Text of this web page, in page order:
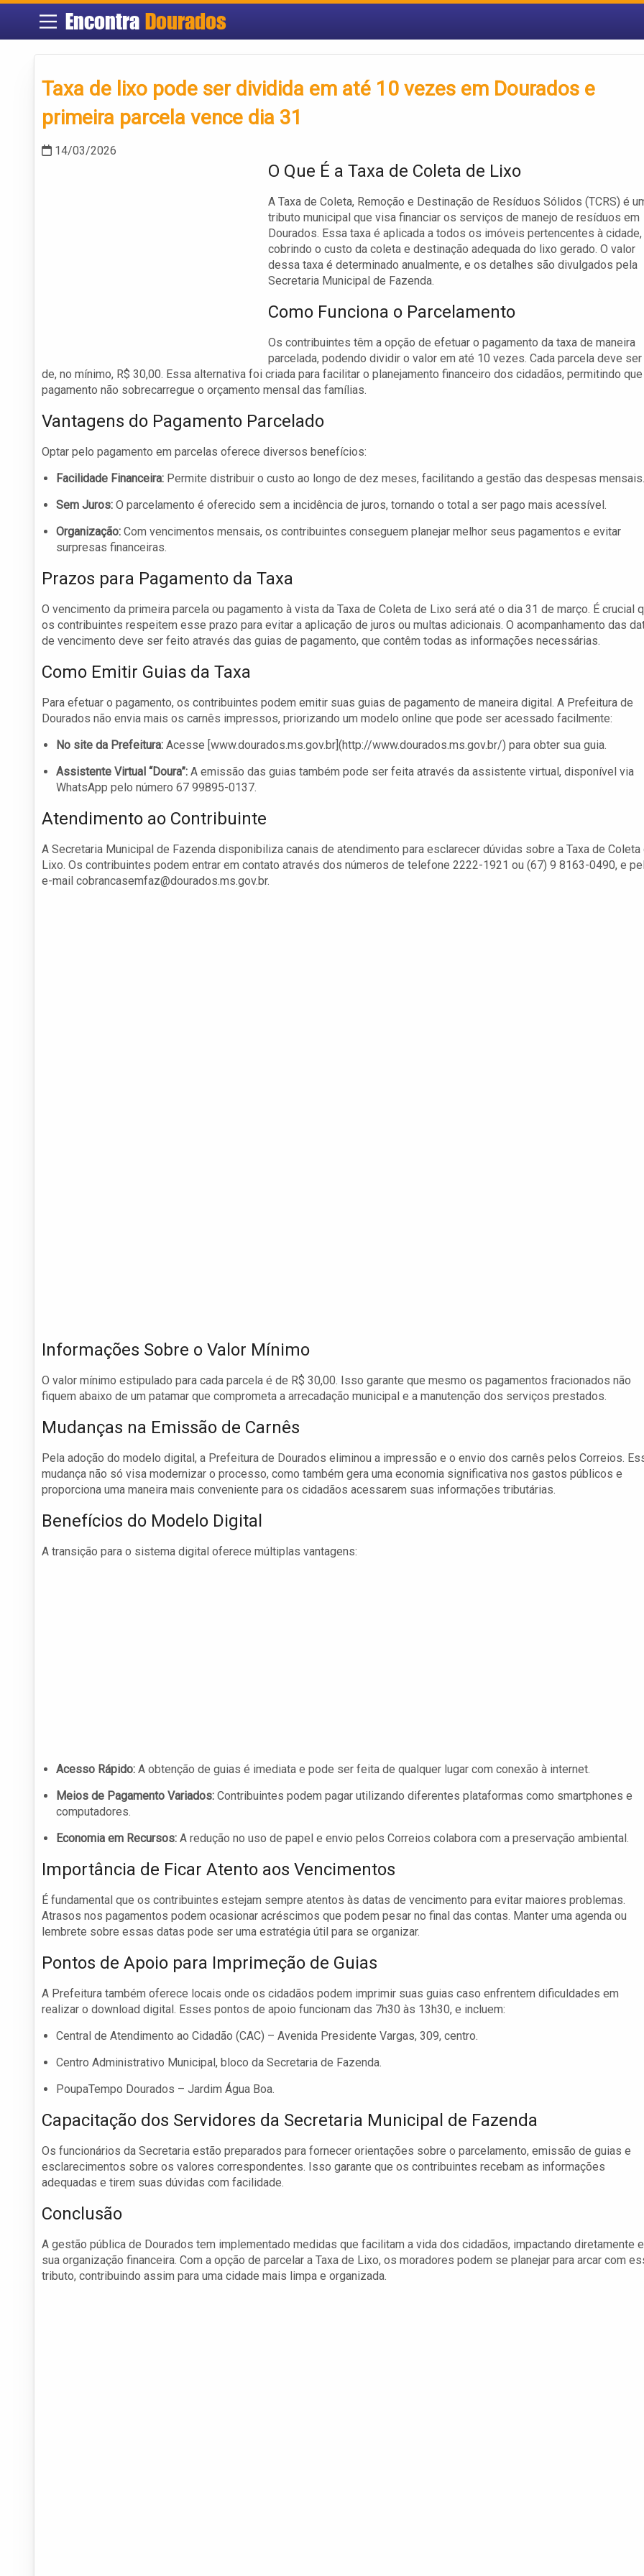
Encontra Dourados
Taxa de lixo pode ser dividida em até 10 vezes em Dourados e
primeira parcela vence dia 31
14/03/2026
O Que É a Taxa de Coleta de Lixo
A Taxa de Coleta, Remoção e Destinação de Resíduos Sólidos (TCRS) é
tributo municipal que visa financiar os serviços de manejo de resíduos em
Dourados. Essa taxa é aplicada a todos os imóveis pertencentes à cidade,
cobrindo o custo da coleta e destinação adequada do lixo gerado. O valor
dessa taxa é determinado anualmente, e os detalhes são divulgados pela
Secretaria Municipal de Fazenda.
Como Funciona o Parcelamento
Os contribuintes têm a opção de efetuar o pagamento da taxa de maneira
parcelada, podendo dividir o valor em até 10 vezes. Cada parcela deve ser
de, no mínimo, R$ 30,00. Essa alternativa foi criada para facilitar o planejamento financeiro dos cidadãos, permitindo
pagamento não sobrecarregue o orçamento mensal das famílias.
Vantagens do Pagamento Parcelado
Optar pelo pagamento em parcelas oferece diversos benefícios:
Facilidade Financeira: Permite distribuir o custo ao longo de dez meses, facilitando a gestão das despesas mensais.
Sem Juros: O parcelamento é oferecido sem a incidência de juros, tornando o total a ser pago mais acessível.
Organização: Com vencimentos mensais, os contribuintes conseguem planejar melhor seus pagamentos e evitar
surpresas financeiras.
Prazos para Pagamento da Taxa
O vencimento da primeira parcela ou pagamento à vista da Taxa de Coleta de Lixo será até o dia 31 de março. É crucial
os contribuintes respeitem esse prazo para evitar a aplicação de juros ou multas adicionais. O acompanhamento das
de vencimento deve ser feito através das guias de pagamento, que contêm todas as informações necessárias.
Como Emitir Guias da Taxa
Para efetuar o pagamento, os contribuintes podem emitir suas guias de pagamento de maneira digital. A Prefeitura de
Dourados não envia mais os carnês impressos, priorizando um modelo online que pode ser acessado facilmente:
No site da Prefeitura: Acesse [www.dourados.ms.gov.br](http://www.dourados.ms.gov.br/) para obter sua guia.
Assistente Virtual “Doura”: A emissão das guias também pode ser feita através da assistente virtual, disponível via
WhatsApp pelo número 67 99895-0137.
Atendimento ao Contribuinte
A Secretaria Municipal de Fazenda disponibiliza canais de atendimento para esclarecer dúvidas sobre a Taxa de Coleta
Lixo. Os contribuintes podem entrar em contato através dos números de telefone 2222-1921 ou (67) 9 8163-0490, e
e-mail cobrancasemfaz@dourados.ms.gov.br.
Informações Sobre o Valor Mínimo
O valor mínimo estipulado para cada parcela é de R$ 30,00. Isso garante que mesmo os pagamentos fracionados não
fiquem abaixo de um patamar que comprometa a arrecadação municipal e a manutenção dos serviços prestados.
Mudanças na Emissão de Carnês
Pela adoção do modelo digital, a Prefeitura de Dourados eliminou a impressão e o envio dos carnês pelos Correios.
mudança não só visa modernizar o processo, como também gera uma economia significativa nos gastos públicos e
proporciona uma maneira mais conveniente para os cidadãos acessarem suas informações tributárias.
Benefícios do Modelo Digital
A transição para o sistema digital oferece múltiplas vantagens:
Acesso Rápido: A obtenção de guias é imediata e pode ser feita de qualquer lugar com conexão à internet.
Meios de Pagamento Variados: Contribuintes podem pagar utilizando diferentes plataformas como smartphones e
computadores.
Economia em Recursos: A redução no uso de papel e envio pelos Correios colabora com a preservação ambiental.
Importância de Ficar Atento aos Vencimentos
É fundamental que os contribuintes estejam sempre atentos às datas de vencimento para evitar maiores problemas.
Atrasos nos pagamentos podem ocasionar acréscimos que podem pesar no final das contas. Manter uma agenda ou
lembrete sobre essas datas pode ser uma estratégia útil para se organizar.
Pontos de Apoio para Imprimeção de Guias
A Prefeitura também oferece locais onde os cidadãos podem imprimir suas guias caso enfrentem dificuldades em
realizar o download digital. Esses pontos de apoio funcionam das 7h30 às 13h30, e incluem:
Central de Atendimento ao Cidadão (CAC) – Avenida Presidente Vargas, 309, centro.
Centro Administrativo Municipal, bloco da Secretaria de Fazenda.
PoupaTempo Dourados – Jardim Água Boa.
Capacitação dos Servidores da Secretaria Municipal de Fazenda
Os funcionários da Secretaria estão preparados para fornecer orientações sobre o parcelamento, emissão de guias e
esclarecimentos sobre os valores correspondentes. Isso garante que os contribuintes recebam as informações
adequadas e tirem suas dúvidas com facilidade.
Conclusão
A gestão pública de Dourados tem implementado medidas que facilitam a vida dos cidadãos, impactando diretamente
sua organização financeira. Com a opção de parcelar a Taxa de Lixo, os moradores podem se planejar para arcar com
tributo, contribuindo assim para uma cidade mais limpa e organizada.